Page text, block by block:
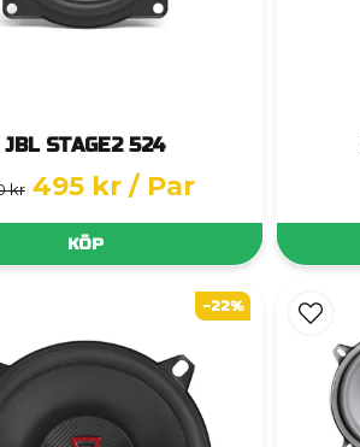
JBL STAGE2 524
kr 495 kr / Par
KÖP
-22%